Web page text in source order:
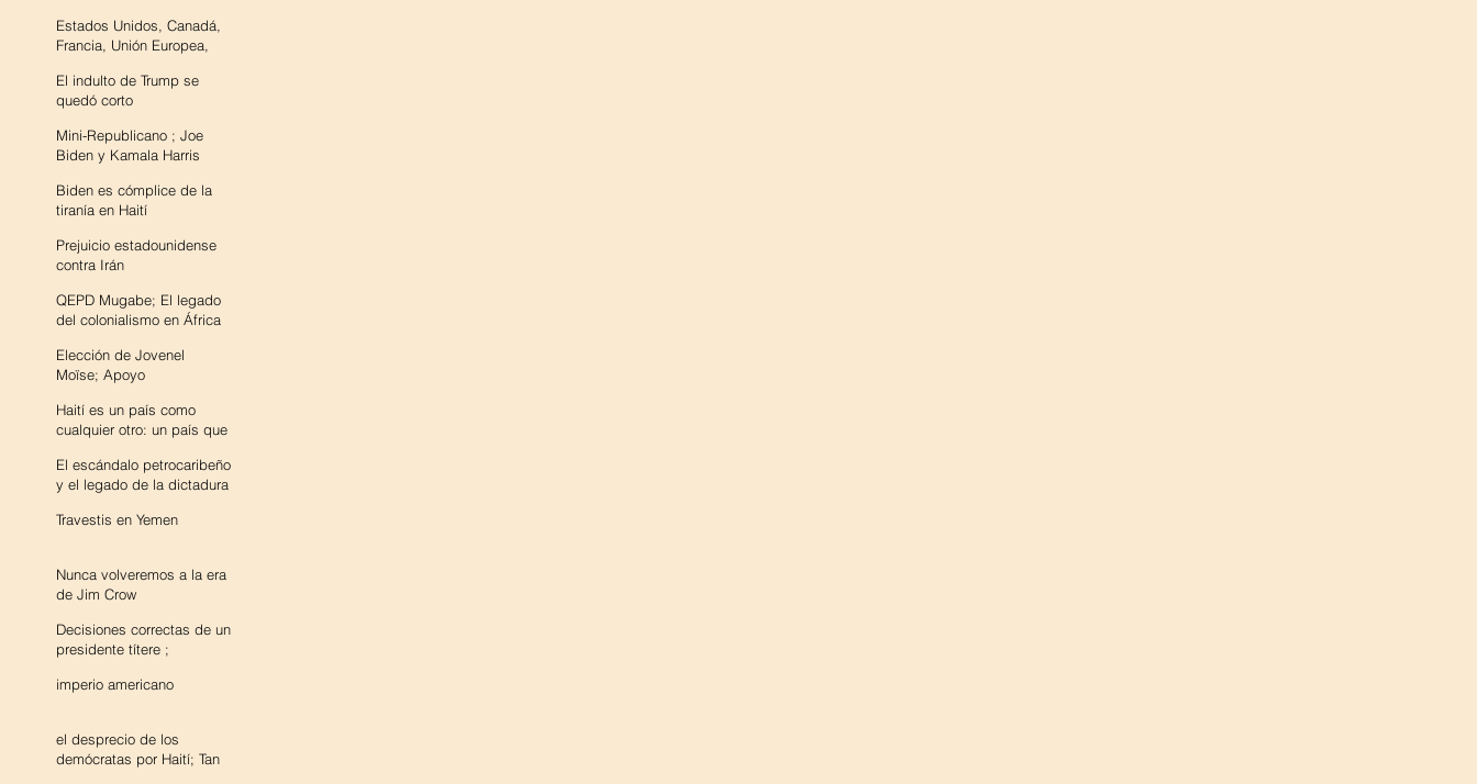
Estados Unidos, Canadá,
Francia, Unión Europea,
Cáncer Maligno Haití
El indulto de Trump se
quedó corto
Mini-Republicano ; Joe
Biden y Kamala Harris
Biden es cómplice de la
tiranía en Haití
Prejuicio estadounidense
contra Irán
QEPD Mugabe; El legado
del colonialismo en África
Elección de Jovenel
Moïse; Apoyo
en Haití
Haití es un país como
cualquier otro: un país que
El escándalo petrocaribeño
y el legado de la dictadura
Travestis en Yemen
Nunca volveremos a la era
de Jim Crow
Decisiones correctas de un
presidente títere ;
imperio americano
el desprecio de los
demócratas por Haití; Tan